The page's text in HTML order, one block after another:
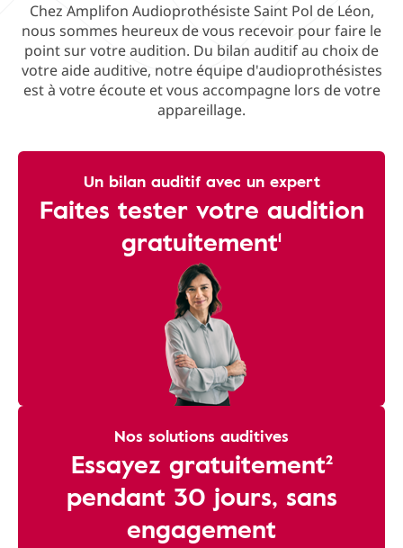
Chez Amplifon Audioprothésiste Saint Pol de Léon,
nous sommes heureux de vous recevoir pour faire le
point sur votre audition. Du bilan auditif au choix de
votre aide auditive, notre équipe d'audioprothésistes
est à votre écoute et vous accompagne lors de votre
appareillage.
Un bilan auditif avec un expert
Faites tester votre audition
gratuitement¹
Nos solutions auditives
Essayez gratuitement²
pendant 30 jours, sans
engagement